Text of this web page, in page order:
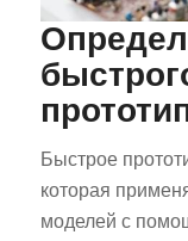
Быстрое
которая
моделей с